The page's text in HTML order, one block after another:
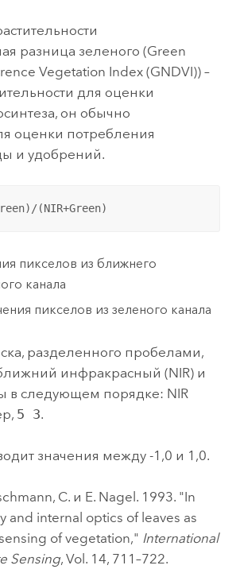
разница зеленого (Green
Vegetation Index (GNDVI)) –
для оценки
он обычно
оценки потребления
и удобрений.
(NIR+Green)
пикселов из ближнего
канала
пикселов из зеленого канала
разделенного пробелами,
инфракрасный (NIR) и
в следующем порядке: NIR
5 3.
значения между -1,0 и 1,0.
C. и E. Nagel. 1993. "In
and internal optics of leaves as
of vegetation," International
Sensing, Vol. 14, 711–722.